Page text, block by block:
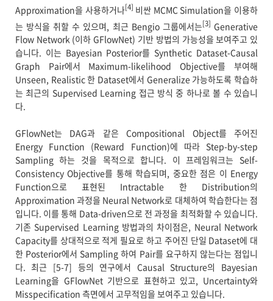
Approximation을 사용하거나[4] 비싼 MCMC Simulation을 이용하
는 방식을 취할 수 있으며, 최근 Bengio 그룹에서는[3] Generative
Flow Network (이하 GFlowNet) 기반 방법의 가능성을 보여주고 있
습니다. 이는 Bayesian Posterior를 Synthetic Dataset-Causal
Graph Pair에서 Maximum-likelihood Objective를 부여해
Unseen, Realistic 한 Dataset에서 Generalize 가능하도록 학습하
는 최근의 Supervised Learning 접근 방식 중 하나로 볼 수 있습니
다.
GFlowNet는 DAG과 같은 Compositional Object를 주어진
Energy Function (Reward Function)에 따라 Step-by-step
Sampling 하는 것을 목적으로 합니다. 이 프레임워크는 Self-
Consistency Objective를 통해 학습되며, 중요한 점은 이 Energy
Function으로 표현된 Intractable 한 Distribution의
Approximation 과정을 Neural Network로 대체하여 학습한다는 점
입니다. 이를 통해 Data-driven으로 전 과정을 최적화할 수 있습니다.
기존 Supervised Learning 방법과의 차이점은, Neural Network
Capacity를 상대적으로 적게 필요로 하고 주어진 단일 Dataset에 대
한 Posterior에서 Sampling 하여 Pair를 요구하지 않는다는 점입니
다. 최근 [5-7] 등의 연구에서 Causal Structure의 Bayesian
Learning을 GFlowNet 기반으로 표현하고 있고, Uncertainty와
Misspecification 측면에서 고무적임을 보여주고 있습니다.